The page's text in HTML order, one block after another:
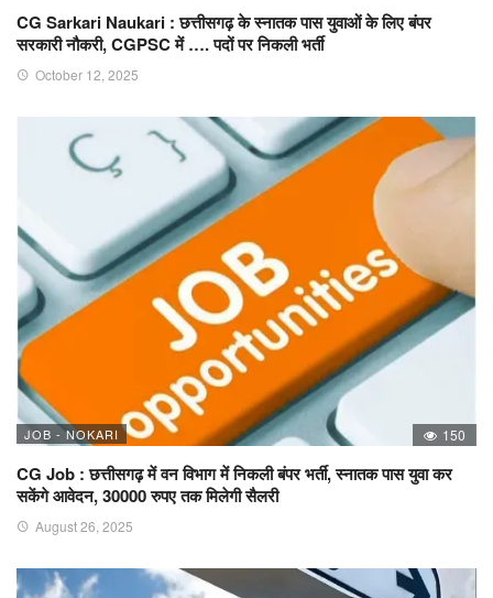
CG Sarkari Naukari : छत्तीसगढ़ के स्नातक पास युवाओं के लिए बंपर
सरकारी नौकरी, CGPSC में …. पदों पर निकली भर्ती
October 12, 2025
JOB - NOKARI 150
CG Job : छत्तीसगढ़ में वन विभाग में निकली बंपर भर्ती, स्नातक पास युवा कर
सकेंगे आवेदन, 30000 रुपए तक मिलेगी सैलरी
August 26, 2025